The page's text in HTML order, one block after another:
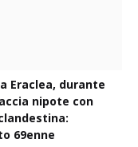
Eraclea, durante
nipote con
69enne